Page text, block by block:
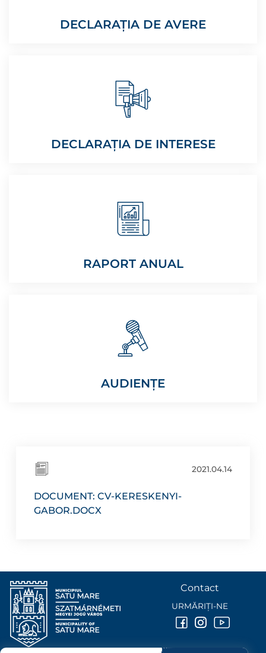
DECLARAȚIA DE AVERE
DECLARAȚIA DE INTERESE
RAPORT ANUAL
AUDIENȚE
2021.04.14
DOCUMENT: CV-KERESKENYI-
GABOR.DOCX
Contact
URMĂRIȚI-NE